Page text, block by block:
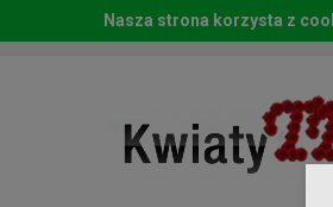
Nasza strona korzysta z